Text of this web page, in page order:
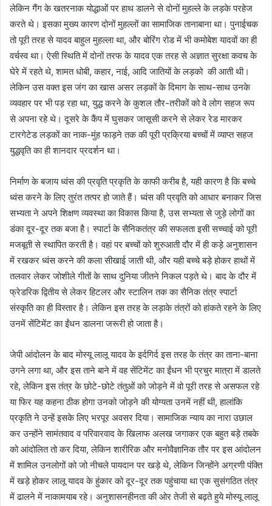
लेकिन गैंग के खतरनाक योद्धाओं पर हाथ डालने से दोनों मुहल्ले के लड़के परहेज
करते थे। इसका मुख्य कारण दोनों मुहल्लों का सामाजिक तानाबाना था। पुनाईचक
तो पूरी तरह से यादव बाहुल मुहल्ला था, और बोरिंग रोड में भी कमोबेश यादवों का ही
वर्चस्व था। ऐसी स्थिति में दोनों तरफ के यादव एक तरह से अज्ञात सुरक्षा कवच के
घेरे में रहते थे, शामत धोबी, कहार, नाई, आदि जातियों के लड़को की आती थी।
लेकिन उस वक्त इस जंग का खास असर लड़कों के दिमाग के साथ-साथ उनके
व्यवहार पर भी पड़ रहा था, युद्ध करने के कुशल तौर-तरीकों को वे लोग सहज रूप
से अपना रहे थे। दूसरे के कैंप में घुसकर जासूसी करने से लेकर रेड मारकर
टारगेटेड लड़कों का नाक-मुंह फाड़ने तक की पूरी प्रक्रिया बच्चों में व्याप्त सहज
युद्धवृति का ही शानदार प्रदर्शन था।
निर्माण के बजाय ध्वंस की प्रवृति प्रकृति के काफी करीब है, यही कारण है कि बच्चे
ध्वंस करने के लिए तुरंत तत्पर हो जाते हैं। ध्वंस की प्रवृति को आधार बनाकर जिस
सभ्यता ने अपने शिक्षण व्यवस्था का विकास किया है, उस सभ्यता से जुड़े लोगों का
डंका दूर-दूर तक बजा है। स्पार्टा के सैनिकतंत्र की सफलता इसी सच्चाई को पूरी
मजबूती से स्थापित करती है। वहां पर बच्चों को शुरुआती दौर में ही कड़े अनुशासन
में रखकर ध्वंस करने की कला सीखाई जाती थी, और यही बच्चे बड़े होकर हाथों में
तलवार लेकर जोशीले गीतों के साथ दुनिया जीतने निकल पड़ते थे। बाद के दौर में
फ्रेडरिक द्वितीय से लेकर हिटलर और स्टालिन तक का सैनिक तंत्र स्पार्टा
संस्कृति का ही विस्तार है। लेकिन इस तरह के लड़ाके तंत्रों को हांकते रहने के लिए
उनमें सेंटिमेंट का ईंधन डालना जरूरी हो जाता है।
जेपी आंदोलन के बाद मोस्यू लालू यादव के इर्दगिर्द इस तरह के तंत्र का ताना-बाना
उगने लगा था, और इस ताने बाने में वह सेंटिमेंट का ईंधन भी प्रचुर मात्रा में डालते
रहे, लेकिन इस तंत्र के छोटे-छोटे तंतुओं को जोड़ने में वो पूरी तरह से असफल रहे
या फिर यह कहना ठीक होगा उनको जोड़ने की योग्यता उनमें नहीं थी, हालांकि
प्रकृति ने उन्हें इसके लिए भरपूर अवसर दिया। सामाजिक न्याय का नारा उछाल
कर उन्होंने सामंतवाद व परिवारवाद के खिलाफ अलख जगाकर एक बहुत बड़े तबके
को आंदोलित तो कर दिया, लेकिन शारीरिक और मनोवैज्ञानिक तौर पर इस आंदोलन
में शामिल उनलोगों को जो नीचले पायदान पर खड़े थे, लेकिन जिन्होंने अग्रणी पंक्ति
में खड़े होकर लालू यादव के हुंकार को दूर-दूर तक पहुंचाया था एक सुसंगठित तंत्र
में ढालने में नाकामयाब रहे। अनुशासनहीनता की ओर तेजी से बढ़ते हुये मोस्यू लालू